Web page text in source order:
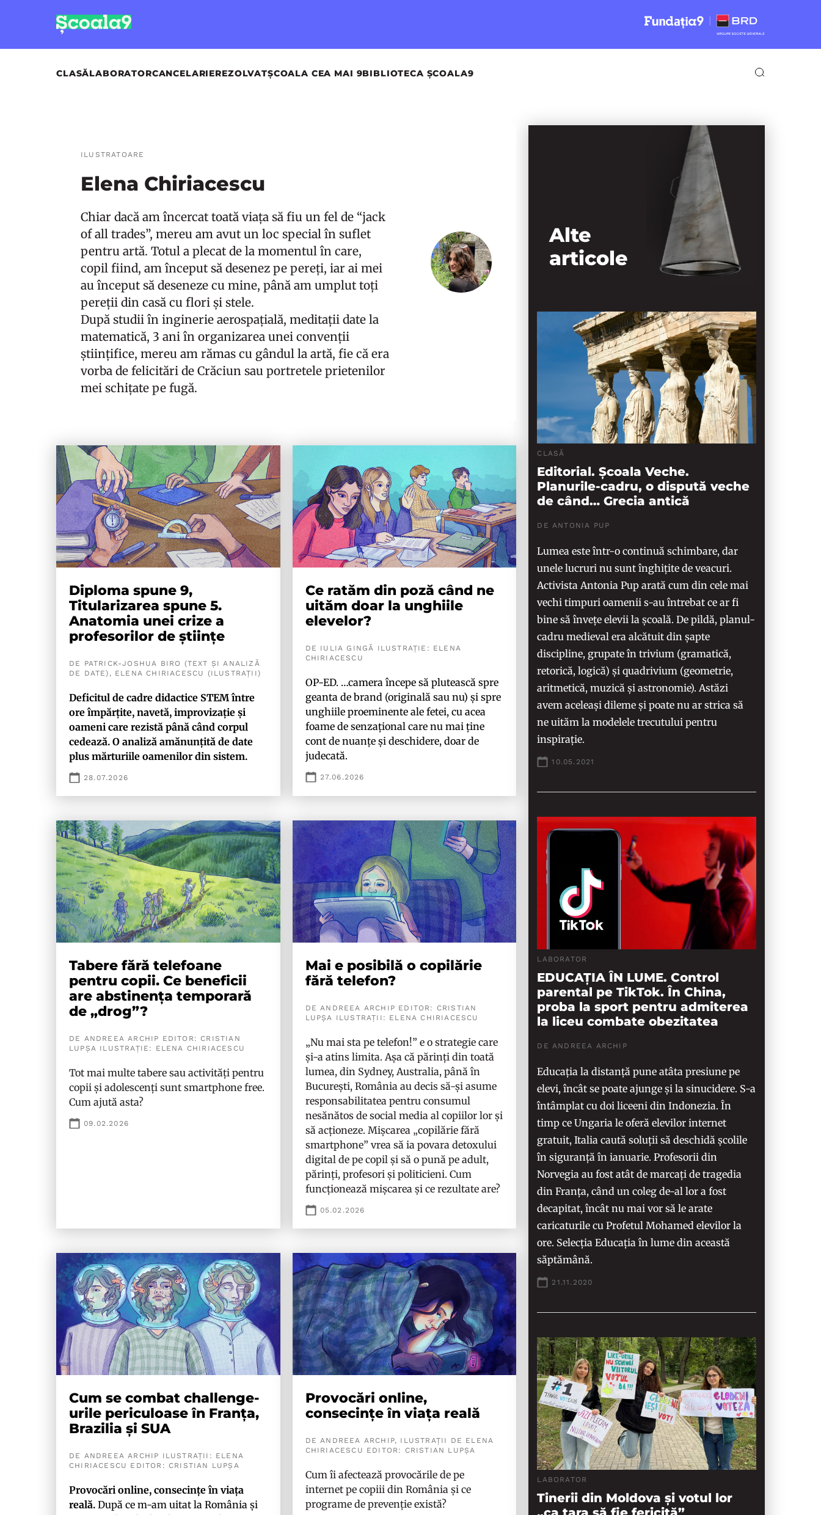
CLASĂLABORATORCANCELARIEREZOLVATȘCOALA CEA MAI 9BIBLIOTECA ȘCOALA9
ILUSTRATOARE
Elena Chiriacescu
Chiar dacă am încercat toată viața să fiu un fel de “jack
of all trades”, mereu am avut un loc special în suflet
pentru artă. Totul a plecat de la momentul în care,
copil fiind, am început să desenez pe pereți, iar ai mei
au început să deseneze cu mine, până am umplut toți
pereții din casă cu flori și stele.
După studii în inginerie aerospațială, meditații date la
matematică, 3 ani în organizarea unei convenții
științifice, mereu am rămas cu gândul la artă, fie că era
vorba de felicitări de Crăciun sau portretele prietenilor
mei schițate pe fugă.
Diploma spune 9,
Titularizarea spune 5.
Anatomia unei crize a
profesorilor de științe
DE PATRICK-JOSHUA BIRO (TEXT ȘI ANALIZĂ
DE DATE), ELENA CHIRIACESCU (ILUSTRAȚII)
Deficitul de cadre didactice STEM între
ore împărțite, navetă, improvizație și
oameni care rezistă până când corpul
cedează. O analiză amănunțită de date
plus mărturiile oamenilor din sistem.
28.07.2026
Ce ratăm din poză când ne
uităm doar la unghiile
elevelor?
DE IULIA GINGĂ ILUSTRAȚIE: ELENA
CHIRIACESCU
OP-ED. …camera începe să plutească spre
geanta de brand (originală sau nu) și spre
unghiile proeminente ale fetei, cu acea
foame de senzațional care nu mai ține
cont de nuanțe și deschidere, doar de
judecată.
27.06.2026
Tabere fără telefoane
pentru copii. Ce beneficii
are abstinența temporară
de „drog”?
DE ANDREEA ARCHIP EDITOR: CRISTIAN
LUPȘA ILUSTRAȚIE: ELENA CHIRIACESCU
Tot mai multe tabere sau activități pentru
copii și adolescenți sunt smartphone free.
Cum ajută asta?
09.02.2026
Mai e posibilă o copilărie
fără telefon?
DE ANDREEA ARCHIP EDITOR: CRISTIAN
LUPȘA ILUSTRAȚII: ELENA CHIRIACESCU
„Nu mai sta pe telefon!” e o strategie care
și-a atins limita. Așa că părinți din toată
lumea, din Sydney, Australia, până în
București, România au decis să-și asume
responsabilitatea pentru consumul
nesănătos de social media al copiilor lor și
să acționeze. Mișcarea „copilărie fără
smartphone” vrea să ia povara detoxului
digital de pe copil și să o pună pe adult,
părinți, profesori și politicieni. Cum
funcționează mișcarea și ce rezultate are?
05.02.2026
Cum se combat challenge-
urile periculoase în Franța,
Brazilia și SUA
DE ANDREEA ARCHIP ILUSTRAȚII: ELENA
CHIRIACESCU EDITOR: CRISTIAN LUPȘA
Provocări online, consecințe în viața
reală. După ce m-am uitat la România și
Provocări online,
consecințe în viața reală
DE ANDREEA ARCHIP, ILUSTRAȚII DE ELENA
CHIRIACESCU EDITOR: CRISTIAN LUPȘA
Cum îi afectează provocările de pe
internet pe copiii din România și ce
programe de prevenție există?
Alte
articole
CLASĂ
Editorial. Școala Veche.
Planurile-cadru, o dispută veche
de când… Grecia antică
DE ANTONIA PUP
Lumea este într-o continuă schimbare, dar
unele lucruri nu sunt înghițite de veacuri.
Activista Antonia Pup arată cum din cele mai
vechi timpuri oamenii s-au întrebat ce ar fi
bine să învețe elevii la școală. De pildă, planul-
cadru medieval era alcătuit din șapte
discipline, grupate în trivium (gramatică,
retorică, logică) și quadrivium (geometrie,
aritmetică, muzică și astronomie). Astăzi
avem aceleași dileme și poate nu ar strica să
ne uităm la modelele trecutului pentru
inspirație.
10.05.2021
LABORATOR
EDUCAȚIA ÎN LUME. Control
parental pe TikTok. În China,
proba la sport pentru admiterea
la liceu combate obezitatea
DE ANDREEA ARCHIP
Educația la distanță pune atâta presiune pe
elevi, încât se poate ajunge și la sinucidere. S-a
întâmplat cu doi liceeni din Indonezia. În
timp ce Ungaria le oferă elevilor internet
gratuit, Italia caută soluții să deschidă școlile
în siguranță în ianuarie. Profesorii din
Norvegia au fost atât de marcați de tragedia
din Franța, când un coleg de-al lor a fost
decapitat, încât nu mai vor să le arate
caricaturile cu Profetul Mohamed elevilor la
ore. Selecția Educația în lume din această
săptămână.
21.11.2020
LABORATOR
Tinerii din Moldova și votul lor